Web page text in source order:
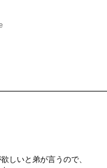
しいと弟が言うので、